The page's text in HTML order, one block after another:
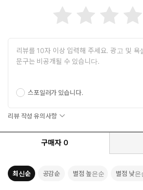
스포일러가 있습니다.
리뷰 작성 유의사항
구매자 0
최신순 공감순 별점 높은순 별점 낮은